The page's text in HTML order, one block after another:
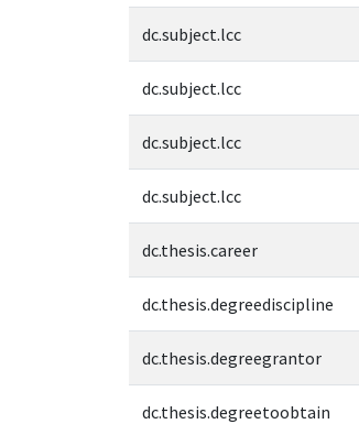
dc.subject.lcc
dc.subject.lcc
dc.subject.lcc
dc.subject.lcc
dc.thesis.career
dc.thesis.degreediscipline
dc.thesis.degreegrantor
dc.thesis.degreetoobtain